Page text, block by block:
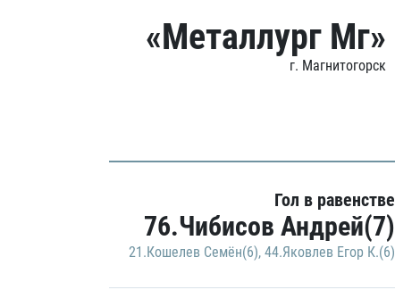
«Металлург Мг»
г. Магнитогорск
Гол в равенстве
76.Чибисов Андрей(7)
21.Кошелев Семён(6), 44.Яковлев Егор К.(6)